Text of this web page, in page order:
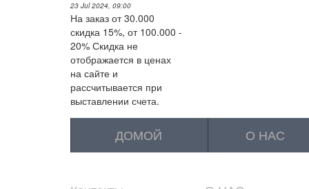
23 Jul 2024, 09:00
На заказ от 30.000
скидка 15%, от 100.000 -
20% Скидка не
отображается в ценах
на сайте и
рассчитывается при
выставлении счета.
ДОМОЙ О НАС